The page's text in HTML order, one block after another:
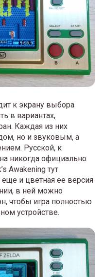
к экрану выбора
в вариантах,
Каждая из них
но и звуковым, а
Русской, к
никогда официально
Awakening тут
и цветная ее версия
в ней можно
чтобы игра полностью
устройстве.